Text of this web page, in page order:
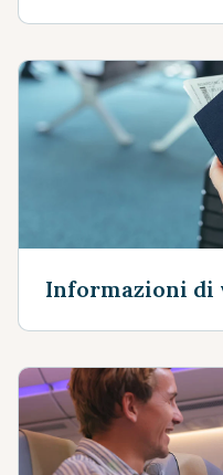
Informazioni di